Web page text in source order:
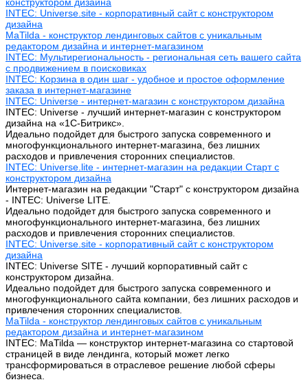
INTEC: Universe.site - корпоративный сайт с конструктором
дизайна
MaTilda - конструктор лендинговых сайтов с уникальным
редактором дизайна и интернет-магазином
INTEC: Мультирегиональность - региональная сеть вашего сайта
с продвижением в поисковиках
INTEC: Корзина в один шаг - удобное и простое оформление
заказа в интернет-магазине
INTEC: Universe - интернет-магазин с конструктором дизайна
INTEC: Universe - лучший интернет-магазин с конструктором
дизайна на «1C-Битрикс».
Идеально подойдет для быстрого запуска современного и
многофункционального интернет-магазина, без лишних
расходов и привлечения сторонних специалистов.
INTEC: Universe.lite - интернет-магазин на редакции Старт с
конструктором дизайна
Интернет-магазин на редакции "Старт" с конструктором дизайна
- INTEC: Universe LITE.
Идеально подойдет для быстрого запуска современного и
многофункционального интернет-магазина, без лишних
расходов и привлечения сторонних специалистов.
INTEC: Universe.site - корпоративный сайт с конструктором
дизайна
INTEC: Universe SITE - лучший корпоративный сайт с
конструктором дизайна.
Идеально подойдет для быстрого запуска современного и
многофункционального сайта компании, без лишних расходов и
привлечения сторонних специалистов.
MaTilda - конструктор лендинговых сайтов с уникальным
редактором дизайна и интернет-магазином
INTEC: MaTilda — конструктор интернет-магазина со стартовой
страницей в виде лендинга, который может легко
трансформироваться в отраслевое решение любой сферы
бизнеса.